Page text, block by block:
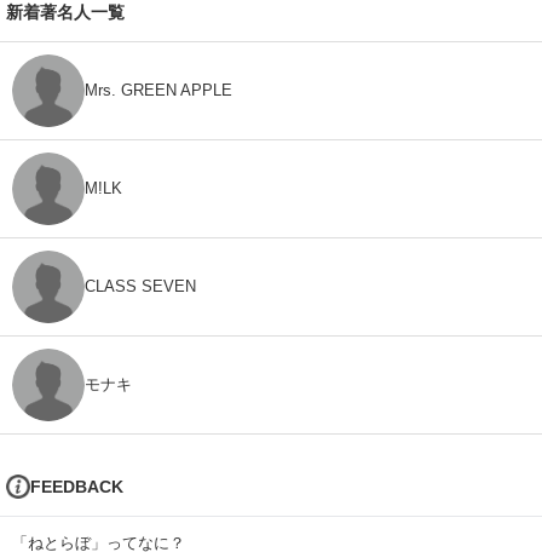
新着著名人一覧
Mrs. GREEN APPLE
M!LK
CLASS SEVEN
モナキ
FEEDBACK
「ねとらぼ」ってなに？